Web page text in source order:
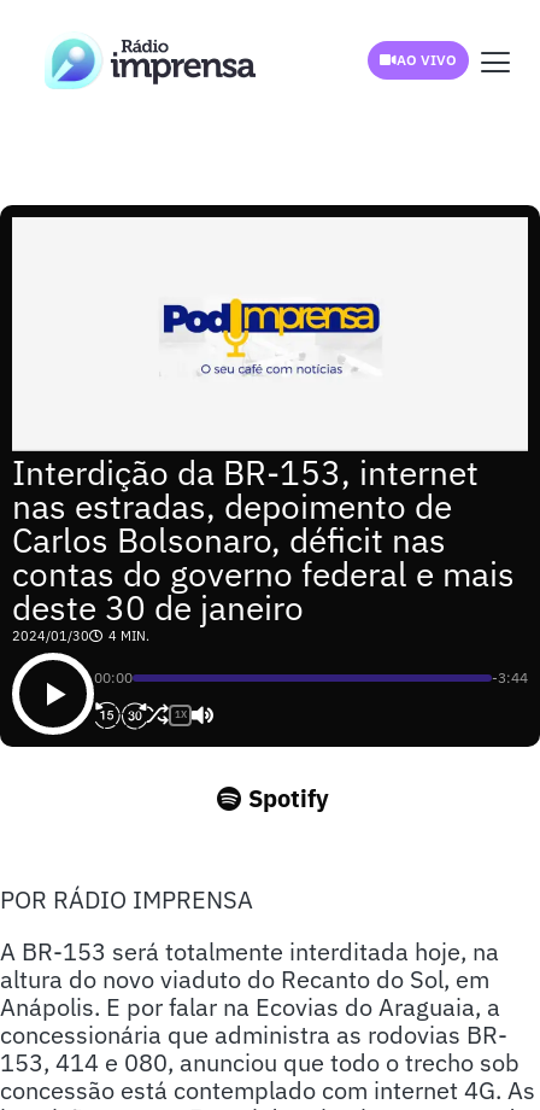
AO VIVO
Interdição da BR-153, internet
nas estradas, depoimento de
Carlos Bolsonaro, déficit nas
contas do governo federal e mais
deste 30 de janeiro
2024/01/30 4 MIN.
00:00 -3:44
1X
Spotify
POR RÁDIO IMPRENSA
A BR-153 será totalmente interditada hoje, na
altura do novo viaduto do Recanto do Sol, em
Anápolis. E por falar na Ecovias do Araguaia, a
concessionária que administra as rodovias BR-
153, 414 e 080, anunciou que todo o trecho sob
concessão está contemplado com internet 4G. As